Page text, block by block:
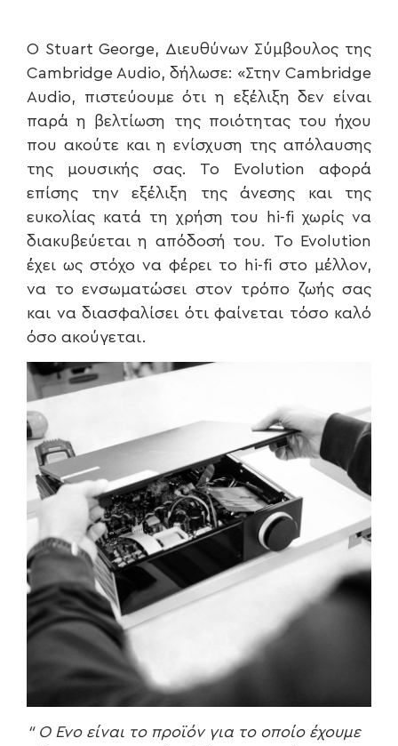
Ο Stuart George, Διευθύνων Σύμβουλος της
Cambridge Audio, δήλωσε: «Στην Cambridge
Audio, πιστεύουμε ότι η εξέλιξη δεν είναι
παρά η βελτίωση της ποιότητας του ήχου
που ακούτε και η ενίσχυση της απόλαυσης
της μουσικής σας. Το Evolution αφορά
επίσης την εξέλιξη της άνεσης και της
ευκολίας κατά τη χρήση του hi-fi χωρίς να
διακυβεύεται η απόδοσή του. Το Evolution
έχει ως στόχο να φέρει το hi-fi στο μέλλον,
να το ενσωματώσει στον τρόπο ζωής σας
και να διασφαλίσει ότι φαίνεται τόσο καλό
όσο ακούγεται.
“ Ο Evoείναι το προϊόν για το οποίο έχουμε